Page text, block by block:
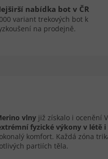
nabídka bot v ČR
variant trekových bot k
na prodejně.
vlny již získalo i ocenění
fyzické výkony v létě i
komfort. Každá zóna
partiích těla.